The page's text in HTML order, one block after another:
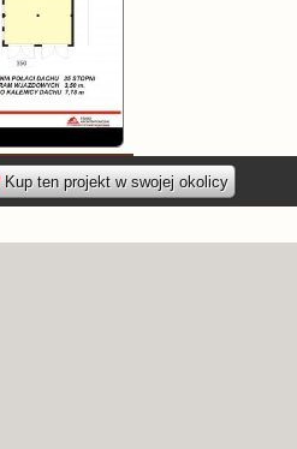
Kup ten projekt w swojej okolicy